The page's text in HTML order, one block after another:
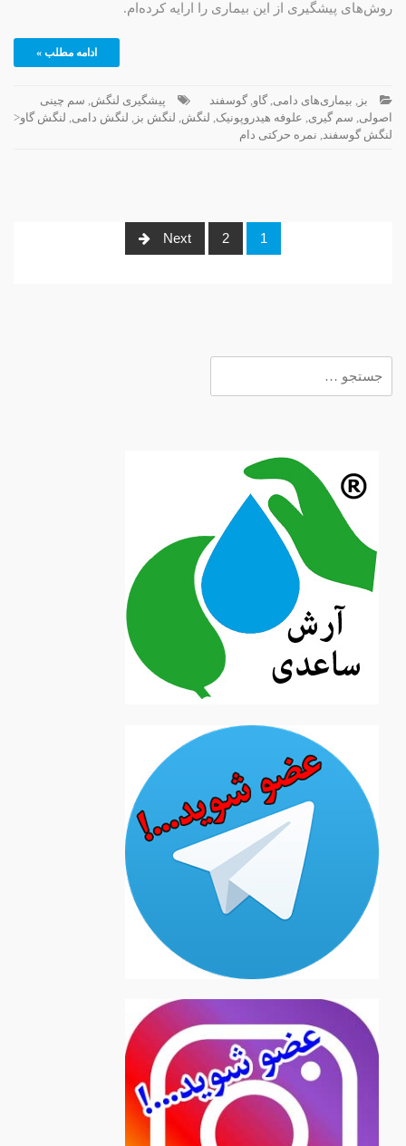
روش‌های پیشگیری از این بیماری را ارایه کرده‌ام.
ادامه مطلب »
بز , بیماری‌های دامی, گاو, گوسفند پیشگیری لنگش, سم چینی
اصولی, سم گیری, علوفه هیدروپونیک, لنگش, لنگش بز , لنگش دامی, لنگش گاو<
لنگش گوسفند, نمره حرکتی دام
1
2
Next
برای: